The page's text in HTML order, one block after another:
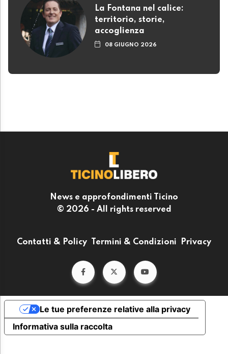
La Fontana nel calice:
territorio, storie,
accoglienza
08 GIUGNO 2026
News e approfondimenti Ticino
© 2026 - All rights reserved
Contatti & Policy Termini & Condizioni Privacy
Informativa sulla raccolta
Le tue preferenze relative alla privacy